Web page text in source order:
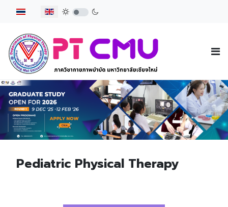
Select your language
Pediatric Physical Therapy